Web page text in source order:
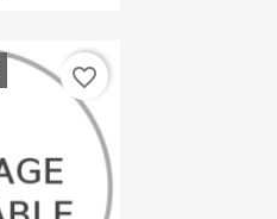
favorite_border